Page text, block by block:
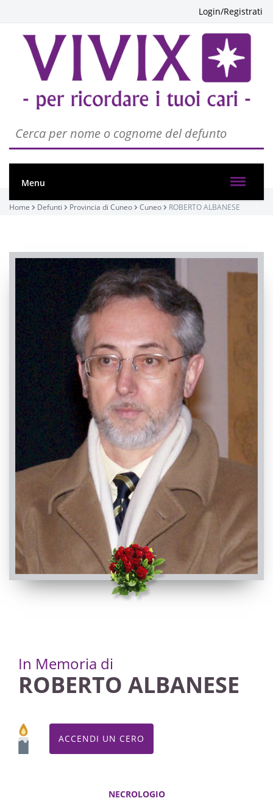
Login/Registrati
Menu
Home Defunti Provincia di Cuneo Cuneo ROBERTO ALBANESE
In Memoria di
ROBERTO ALBANESE
ACCENDI UN CERO
PASSATE:
2° ANNIVERSARIO
Cuneo, Chiesa di San Giovanni Bosco
10/07/2022 18:00
Visibile a tutti gli utenti
INVIA CONDOGLIANZE